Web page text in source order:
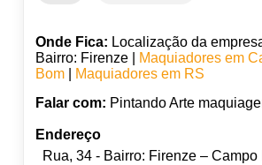
Onde Fica: Localização da
Bairro: Firenze |
Maquiadores em
Bom|
Maquiadores em RS
Falar com: Pintando Arte
Endereço
Rua, 34 - Bairro: Firenze –